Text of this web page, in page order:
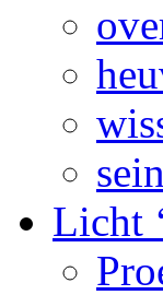
Licht